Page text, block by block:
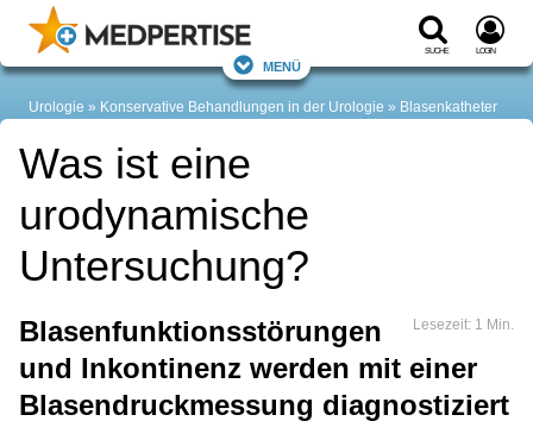
Suche Login
Menü
Urologie Konservative Behandlungen in der Urologie Blasenkatheter
Was ist eine
urodynamische
Untersuchung?
Lesezeit: 1 Min.
Blasenfunktionsstörungen
und Inkontinenz werden mit einer
Blasendruckmessung diagnostiziert